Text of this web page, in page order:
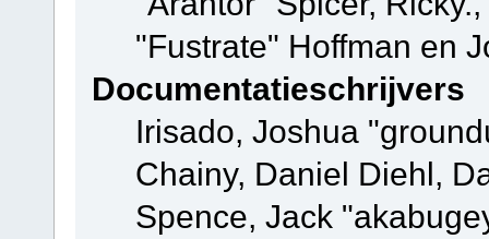
"Fustrate" Hoffman en
Documentatieschrijvers
Irisado, Joshua
Chainy, Daniel Diehl,
Spence, Jack